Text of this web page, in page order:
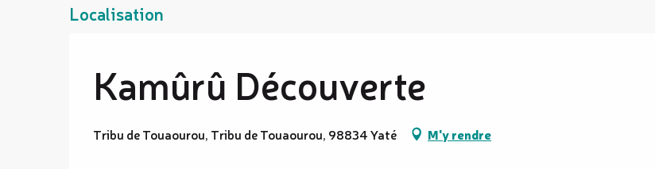
Localisation
Kamûrû Découverte
Tribu de Touaourou, Tribu de Touaourou, 98834 Yaté M'y rendre